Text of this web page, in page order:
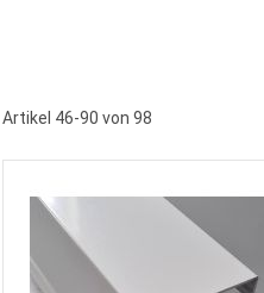
Artikel 46-90 von98